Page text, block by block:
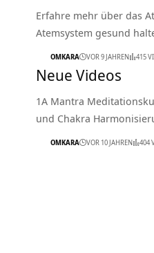
Erfahre mehr über das
Atemsystem gesund
OMKARA VOR 9 JAHREN 415
Neue Videos
1A Mantra
und Chakra
OMKARA VOR 10 JAHREN 404